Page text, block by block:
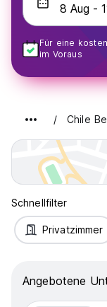
Für eine
im Voraus
Chile
Schnellfilter
Privatzimmer
Angebotene